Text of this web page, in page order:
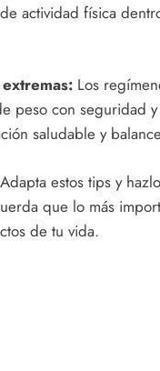
actividad física
Los
peso con seguridad
saludable y
Adapta estos tips y
que lo más
de tu vida.